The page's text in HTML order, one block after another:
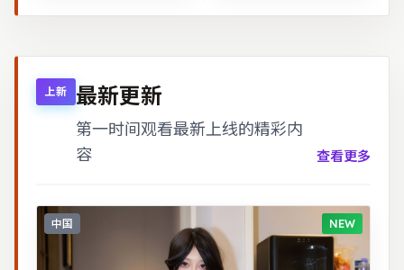
上新 最新更新
第一时间观看最新上线的精彩内
容
查看更多
中国 NEW